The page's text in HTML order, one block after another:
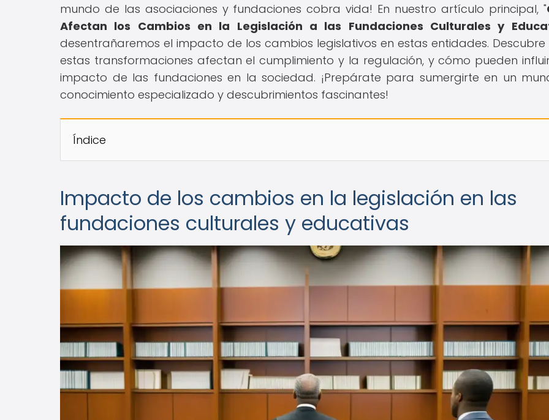
mundo de las asociaciones y fundaciones cobra vida! En nuestro artículo principal, "
Afectan los Cambios en la Legislación a las Fundaciones Culturales y
desentrañaremos el impacto de los cambios legislativos en estas entidades.
estas transformaciones afectan el cumplimiento y la regulación, y cómo pueden
impacto de las fundaciones en la sociedad. ¡Prepárate para sumergirte en un
conocimiento especializado y descubrimientos fascinantes!
Índice
Impacto de los cambios en la legislación en las
fundaciones culturales y educativas